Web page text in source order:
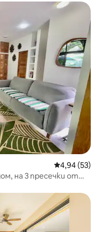
Средна
4,94 (53)
на 3 пресечки от